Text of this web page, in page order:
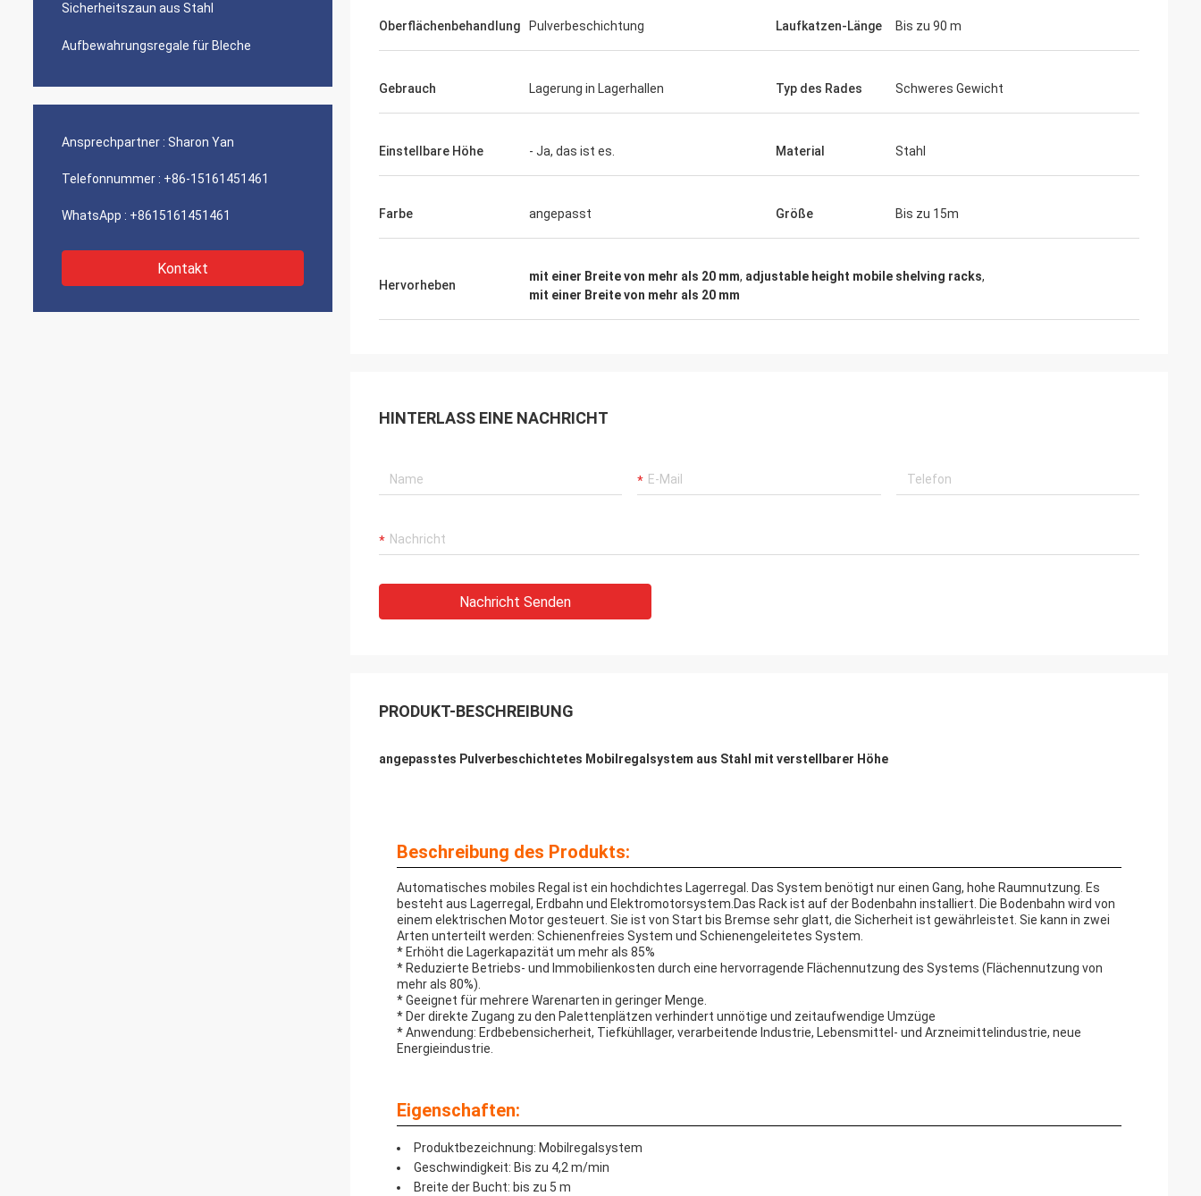
Sicherheitszaun aus Stahl
Aufbewahrungsregale für Bleche
Ansprechpartner : Sharon Yan
Telefonnummer : +86-15161451461
WhatsApp : +8615161451461
Kontakt
Oberflächenbehandlung Pulverbeschichtung Laufkatzen-Länge Bis zu 90 m
Gebrauch Lagerung in Lagerhallen Typ des Rades Schweres Gewicht
Einstellbare Höhe - Ja, das ist es. Material Stahl
Farbe angepasst Größe Bis zu 15m
Hervorheben
mit einer Breite von mehr als 20 mm, adjustable height mobile shelving racks,
mit einer Breite von mehr als 20 mm
HINTERLASS EINE NACHRICHT
Nachricht Senden
PRODUKT-BESCHREIBUNG
angepasstes Pulverbeschichtetes Mobilregalsystem aus Stahl mit verstellbarer Höhe
Beschreibung des Produkts:
Automatisches mobiles Regal ist ein hochdichtes Lagerregal. Das System benötigt nur einen Gang, hohe Raumnutzung. Es
besteht aus Lagerregal, Erdbahn und Elektromotorsystem.Das Rack ist auf der Bodenbahn installiert. Die Bodenbahn wird von
einem elektrischen Motor gesteuert. Sie ist von Start bis Bremse sehr glatt, die Sicherheit ist gewährleistet. Sie kann in zwei
Arten unterteilt werden: Schienenfreies System und Schienengeleitetes System.
* Erhöht die Lagerkapazität um mehr als 85%
* Reduzierte Betriebs- und Immobilienkosten durch eine hervorragende Flächennutzung des Systems (Flächennutzung von
mehr als 80%).
* Geeignet für mehrere Warenarten in geringer Menge.
* Der direkte Zugang zu den Palettenplätzen verhindert unnötige und zeitaufwendige Umzüge
* Anwendung: Erdbebensicherheit, Tiefkühllager, verarbeitende Industrie, Lebensmittel- und Arzneimittelindustrie, neue
Energieindustrie.
Eigenschaften:
Produktbezeichnung: Mobilregalsystem
Geschwindigkeit: Bis zu 4,2 m/min
Breite der Bucht: bis zu 5 m